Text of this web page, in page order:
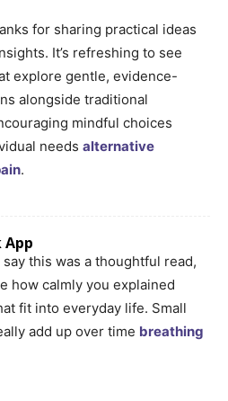
for sharing practical ideas
It’s refreshing to see
explore gentle, evidence-
alongside traditional
mindful choices
needs alternative
.
this was a thoughtful read,
how calmly you explained
fit into everyday life. Small
add up over time breathing